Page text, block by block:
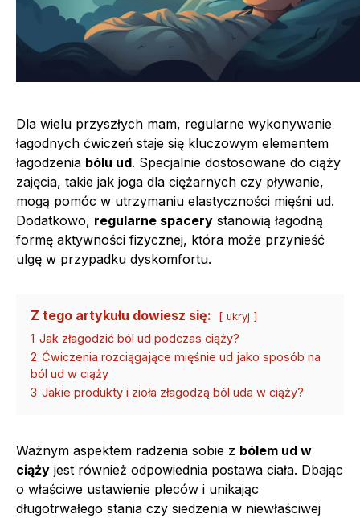
Dla wielu przyszłych mam, regularne wykonywanie
łagodnych ćwiczeń staje się kluczowym elementem
łagodzenia bólu ud. Specjalnie dostosowane do ciąży
zajęcia, takie jak joga dla ciężarnych czy pływanie,
mogą pomóc w utrzymaniu elastyczności mięśni ud.
Dodatkowo, regularne spacery stanowią łagodną
formę aktywności fizycznej, która może przynieść
ulgę w przypadku dyskomfortu.
Z tego artykułu dowiesz się: ukryj
1 Jak złagodzić ból ud podczas ciąży?
2 Ćwiczenia rozciągające mięśnie ud jako sposób na
ból ud w ciąży
3 Jakie produkty i zioła złagodzą ból uda w ciąży?
Ważnym aspektem radzenia sobie z bólem ud w
ciąży jest również odpowiednia postawa ciała. Dbając
o właściwe ustawienie pleców i unikając
długotrwałego stania czy siedzenia w niewłaściwej